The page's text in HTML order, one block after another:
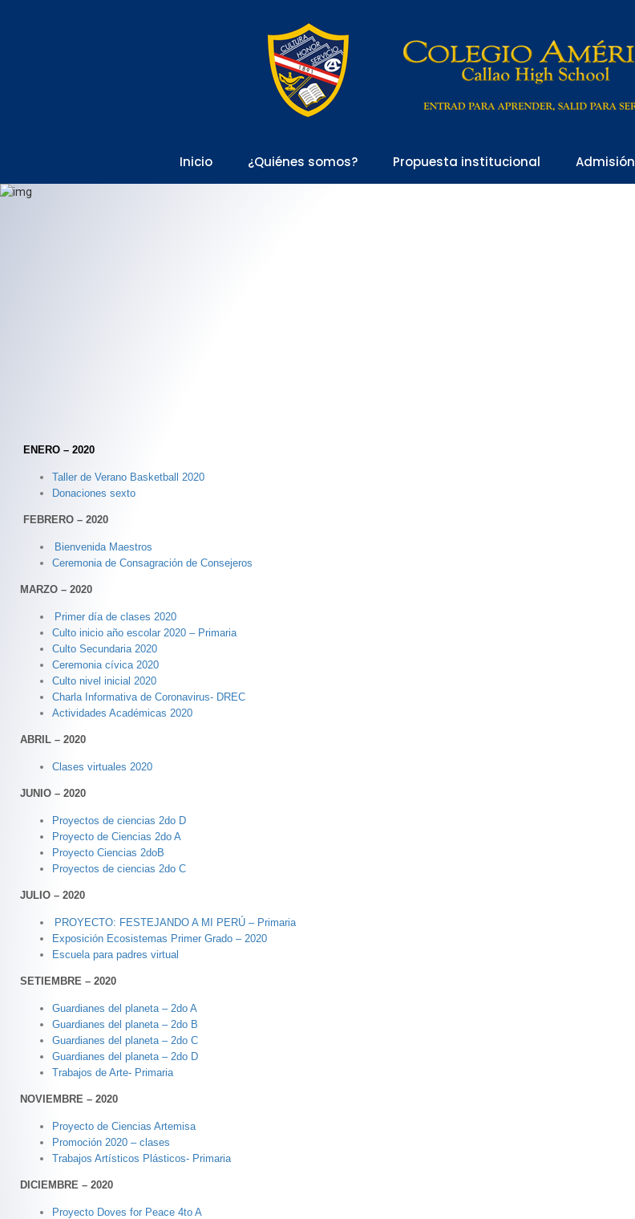
Inicio ¿Quiénes somos? Propuesta institucional Admisión
ENERO – 2020
Taller de Verano Basketball 2020
Donaciones sexto
FEBRERO – 2020
Bienvenida Maestros
Ceremonia de Consagración de Consejeros
MARZO – 2020
Primer día de clases 2020
Culto inicio año escolar 2020 – Primaria
Culto Secundaria 2020
Ceremonia cívica 2020
Culto nivel inicial 2020
Charla Informativa de Coronavirus- DREC
Actividades Académicas 2020
ABRIL – 2020
Clases virtuales 2020
JUNIO – 2020
Proyectos de ciencias 2do D
Proyecto de Ciencias 2do A
Proyecto Ciencias 2doB
Proyectos de ciencias 2do C
JULIO – 2020
PROYECTO: FESTEJANDO A MI PERÚ – Primaria
Exposición Ecosistemas Primer Grado – 2020
Escuela para padres virtual
SETIEMBRE – 2020
Guardianes del planeta – 2do A
Guardianes del planeta – 2do B
Guardianes del planeta – 2do C
Guardianes del planeta – 2do D
Trabajos de Arte- Primaria
NOVIEMBRE – 2020
Proyecto de Ciencias Artemisa
Promoción 2020 – clases
Trabajos Artísticos Plásticos- Primaria
DICIEMBRE – 2020
Proyecto Doves for Peace 4to A